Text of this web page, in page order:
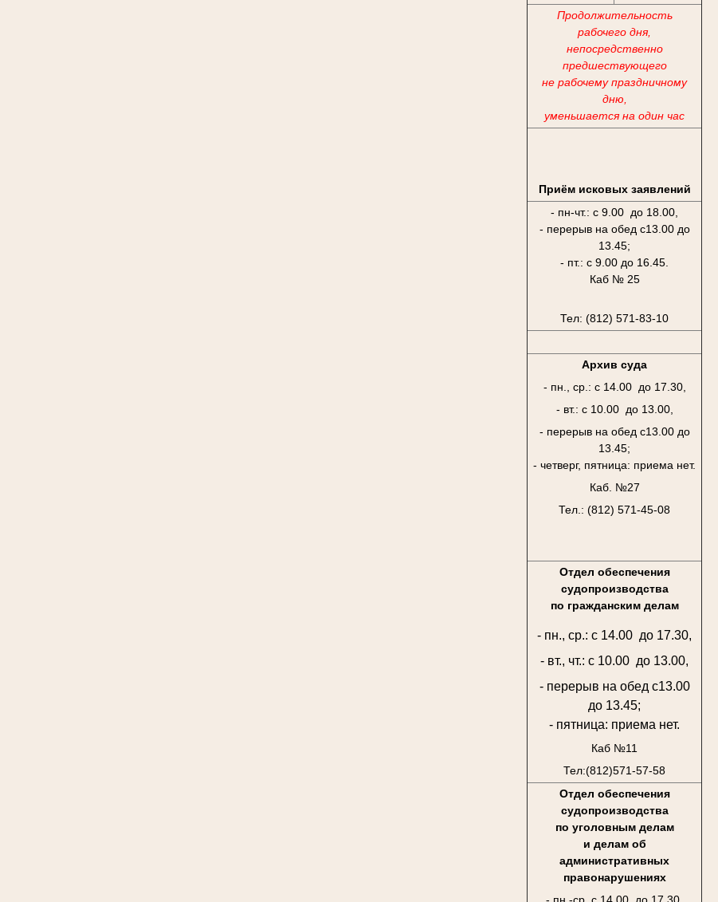
Продолжительность
рабочего дня,
непосредственно
предшествующего
не рабочему праздничному
дню,
уменьшается на один час
Приём исковых заявлений
- пн-чт.: с 9.00 до 18.00,
- перерыв на обед с13.00 до
13.45;
- пт.: с 9.00 до 16.45.
Каб № 25
Тел: (812) 571-83-10
Архив суда
- пн., ср.: с 14.00 до 17.30,
- вт.: с 10.00 до 13.00,
- перерыв на обед с13.00 до
13.45;
- четверг, пятница: приема нет.
Каб. №27
Тел.: (812) 571-45-08
Отдел обеспечения
судопроизводства
по гражданским делам
- пн., ср.: с 14.00 до 17.30,
- вт., чт.: с 10.00 до 13.00,
- перерыв на обед с13.00
до 13.45;
- пятница: приема нет.
Каб №11
Тел:(812)571-57-58
Отдел обеспечения
судопроизводства
по уголовным делам
и делам об
административных
правонарушениях